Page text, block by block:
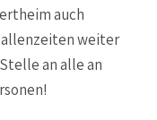
auch
weiter
an alle an